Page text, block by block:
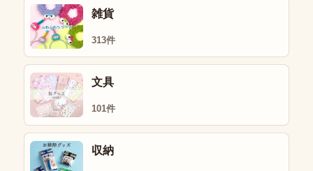
雑貨
313件
文具
101件
収納